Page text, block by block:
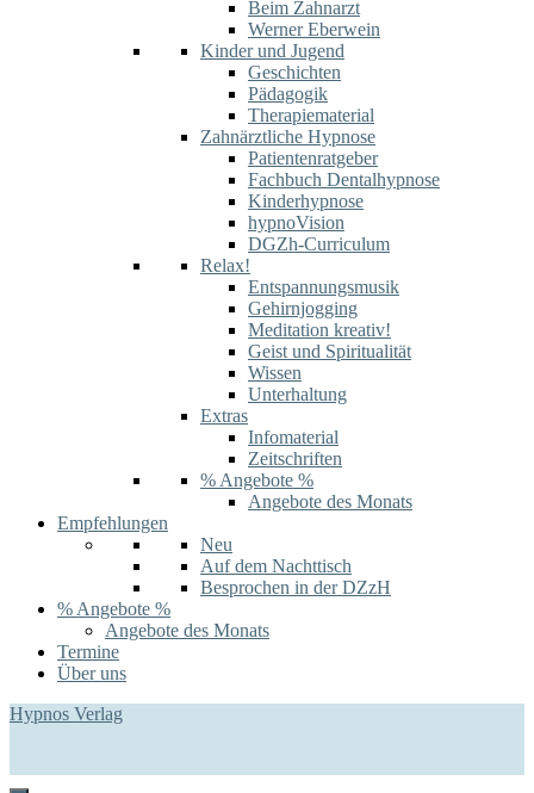
Beim Zahnarzt
Werner Eberwein
Kinder und Jugend
Geschichten
Pädagogik
Therapiematerial
Zahnärztliche Hypnose
Patientenratgeber
Fachbuch Dentalhypnose
Kinderhypnose
hypnoVision
DGZh-Curriculum
Relax!
Entspannungsmusik
Gehirnjogging
Meditation kreativ!
Geist und Spiritualität
Wissen
Unterhaltung
Extras
Infomaterial
Zeitschriften
% Angebote %
Angebote des Monats
Empfehlungen
Neu
Auf dem Nachttisch
Besprochen in der DZzH
% Angebote %
Angebote des Monats
Termine
Über uns
Hypnos Verlag